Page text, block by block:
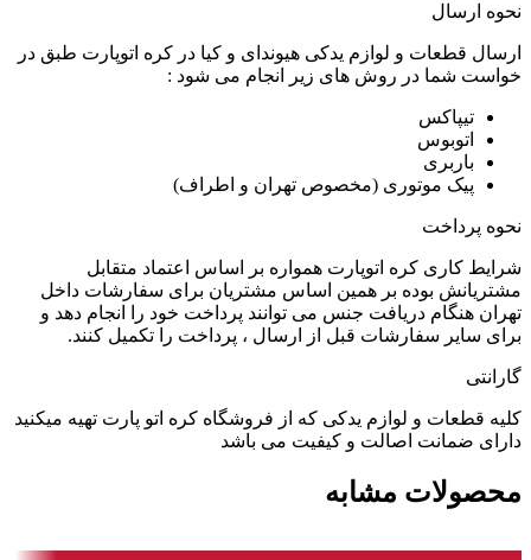
نحوه ارسال
ارسال قطعات و لوازم یدکی هیوندای و کیا در کره اتوپارت طبق در
خواست شما در روش های زیر انجام می شود :
تیپاکس
اتوبوس
باربری
پیک موتوری (مخصوص تهران و اطراف)
نحوه پرداخت
شرایط کاری کره اتوپارت همواره بر اساس اعتماد متقابل
مشتریانش بوده بر همین اساس مشتریان برای سفارشات داخل
تهران هنگام دریافت جنس می توانند پرداخت خود را انجام دهد و
برای سایر سفارشات قبل از ارسال ، پرداخت را تکمیل کنند.
گارانتی
کلیه قطعات و لوازم یدکی که از فروشگاه کره اتو پارت تهیه میکنید
دارای ضمانت اصالت و کیفیت می باشد
محصولات مشابه